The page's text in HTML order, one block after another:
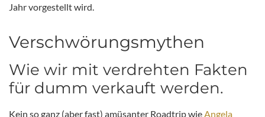
Jahr vorgestellt wird.
Verschwörungsmythen
Wie wir mit verdrehten Fakten
für dumm verkauft werden.
Kein so ganz (aber fast) amüsanter Roadtrip wieAngela